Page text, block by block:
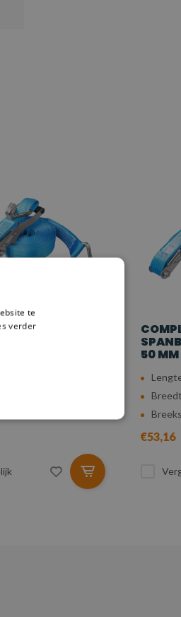
RVS
KG
meter
50
€53,16
te
verder